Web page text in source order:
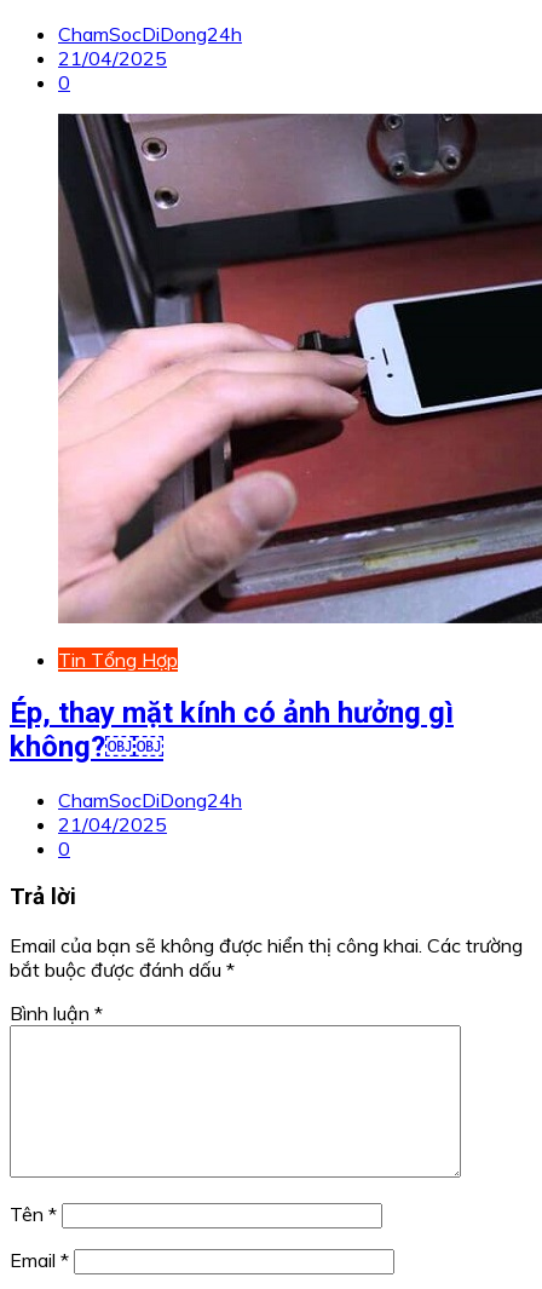
ChamSocDiDong24h
21/04/2025
0
Tin Tổng Hợp
Ép, thay mặt kính có ảnh hưởng gì
không?￼￼
ChamSocDiDong24h
21/04/2025
0
Trả lời
Email của bạn sẽ không được hiển thị công khai. Các trường
bắt buộc được đánh dấu *
Bình luận *
Tên *
Email *